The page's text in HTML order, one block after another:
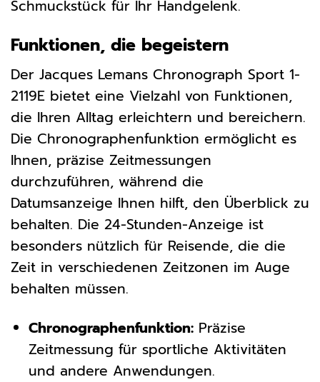
Schmuckstück für Ihr Handgelenk.
Funktionen, die begeistern
Der Jacques Lemans Chronograph Sport 1-
2119E bietet eine Vielzahl von Funktionen,
die Ihren Alltag erleichtern und bereichern.
Die Chronographenfunktion ermöglicht es
Ihnen, präzise Zeitmessungen
durchzuführen, während die
Datumsanzeige Ihnen hilft, den Überblick zu
behalten. Die 24-Stunden-Anzeige ist
besonders nützlich für Reisende, die die
Zeit in verschiedenen Zeitzonen im Auge
behalten müssen.
Chronographenfunktion:Präzise
Zeitmessung für sportliche Aktivitäten
und andere Anwendungen.